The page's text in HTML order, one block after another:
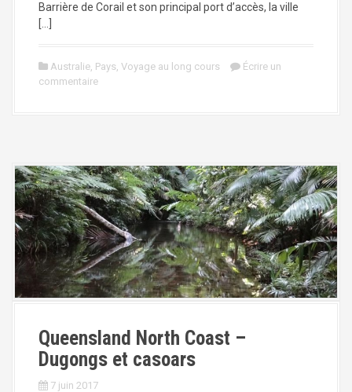
Barrière de Corail et son principal port d’accès, la ville
[…]
Australie Pays Voyage au long cours
Écrire un
commentaire
Queensland North Coast –
Dugongs et casoars
7 juin 2017